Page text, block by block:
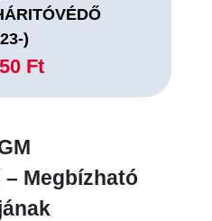
)
Ft
Megbízható